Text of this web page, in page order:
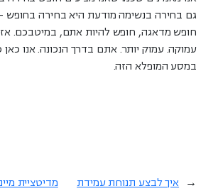
גם בחירה בנשימה מודעת היא בחירה
חופש מדאגה, חופש להיות אתם, במיטבכם.
עמוקה. עמוק יותר. אתם בדרך הנכונה. אנו
במסע המופלא הזה.
←
איך לבצע תנוחת עמידת
מדיטציית